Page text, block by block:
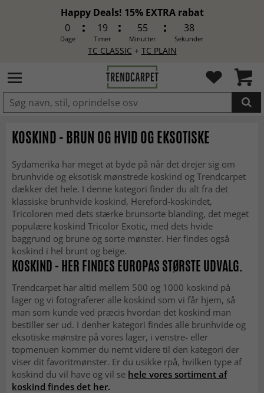
Happy Deals! 15% EXTRA rabat
0
Dage
19
Timer
55
Minutter
36
Sekunder
TC CLASSIC + TC PLAIN
LAGT I INDKØBSKURVEN.
KOSKIND - BRUN OG HVID OG EKSOTISKE
Sydamerika har meget at byde på når det drejer sig om
brunhvide og eksotisk mønstrede koskind og Trendcarpet
dækker det hele. I denne kategori finder du alt fra det
klassiske brunhvide koskind, Hereford-koskindet,
Tricoloren med dets stærke brunsorte blanding, det meget
populære koskind Tricolor Exotic, med dets hvide
baggrund og brune og sorte mønster. Her findes også
koskind i hel brunt og beige.
KOSKIND - HER FINDES EUROPAS STØRSTE UDVALG.
Trendcarpet har altid mellem 500 og 1000 koskind på
lager og vi fotograferer alle koskind som vi får hjem, så
man som kunde ved præcis hvordan det koskind man
bestiller ser ud. I denher kategori findes alle brunhvide og
eksotiske mønstre på vores lager, i venstre- eller
topmenuen kommer du nemt videre til den kategori der
viser dit favoritmønster. Er du usikke rpå, hvilken type af
koskind du vil have og vil se hele vores sortiment af
koskind findes det her.